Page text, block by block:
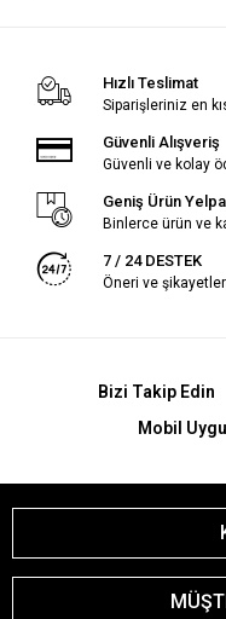
Hızlı Teslimat
Siparişleriniz en
Güvenli Alışveriş
Güvenli ve kolay
Geniş Ürün
Binlerce ürün ve
7 / 24 DESTEK
Öneri ve
Bizi Takip Edin
Mobil